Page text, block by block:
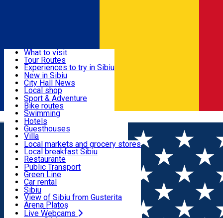
Română
Useful info
Activities & Adventure
Accommodation
Food, Drinks & Nightlife
Transport & Parking
Live Webcams
What to visit
Tour Routes
Experiences to try in Sibiu
Podcast
Culture
Museums
Churches
Parks, Zoo
County of Sibiu
New in Sibiu
City Hall News
Local shop
Sibiu artisans
Sibiul Verde
Public services
Education
How do I get to Sibiu
Tourist Info
Tour Guides
Guided tours
Publicații locale
Beauty salons
Sport & Adventure
Bike routes
Swimming
Riding
Indoor activities
Loc de joacă indoor
Loc de joacă outdoor
Ski
Ice skating
Yoga
Hotels
Guesthouses
Villa
Hostels
Motel
Camping
Renting rooms
Rooms for rent
Accommodation outside Sibiu
Local markets and grocery stores
Local breakfast Sibiu
Restaurante
Pizza
Fast Food
Coffee
Sweets
Pub, Bar
Night clubs
Bakeries
Public Transport
Green Line
Car rental
Rent a bike
Scooter rentals
Taxi
Ride Sharing
Sibiu
View of Sibiu from Gusterita
Arena Platoș
Live Webcams